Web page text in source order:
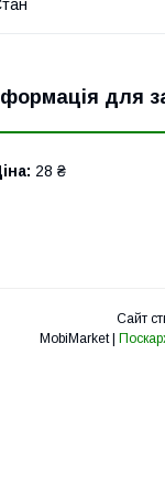
для
28 ₴
Сайт